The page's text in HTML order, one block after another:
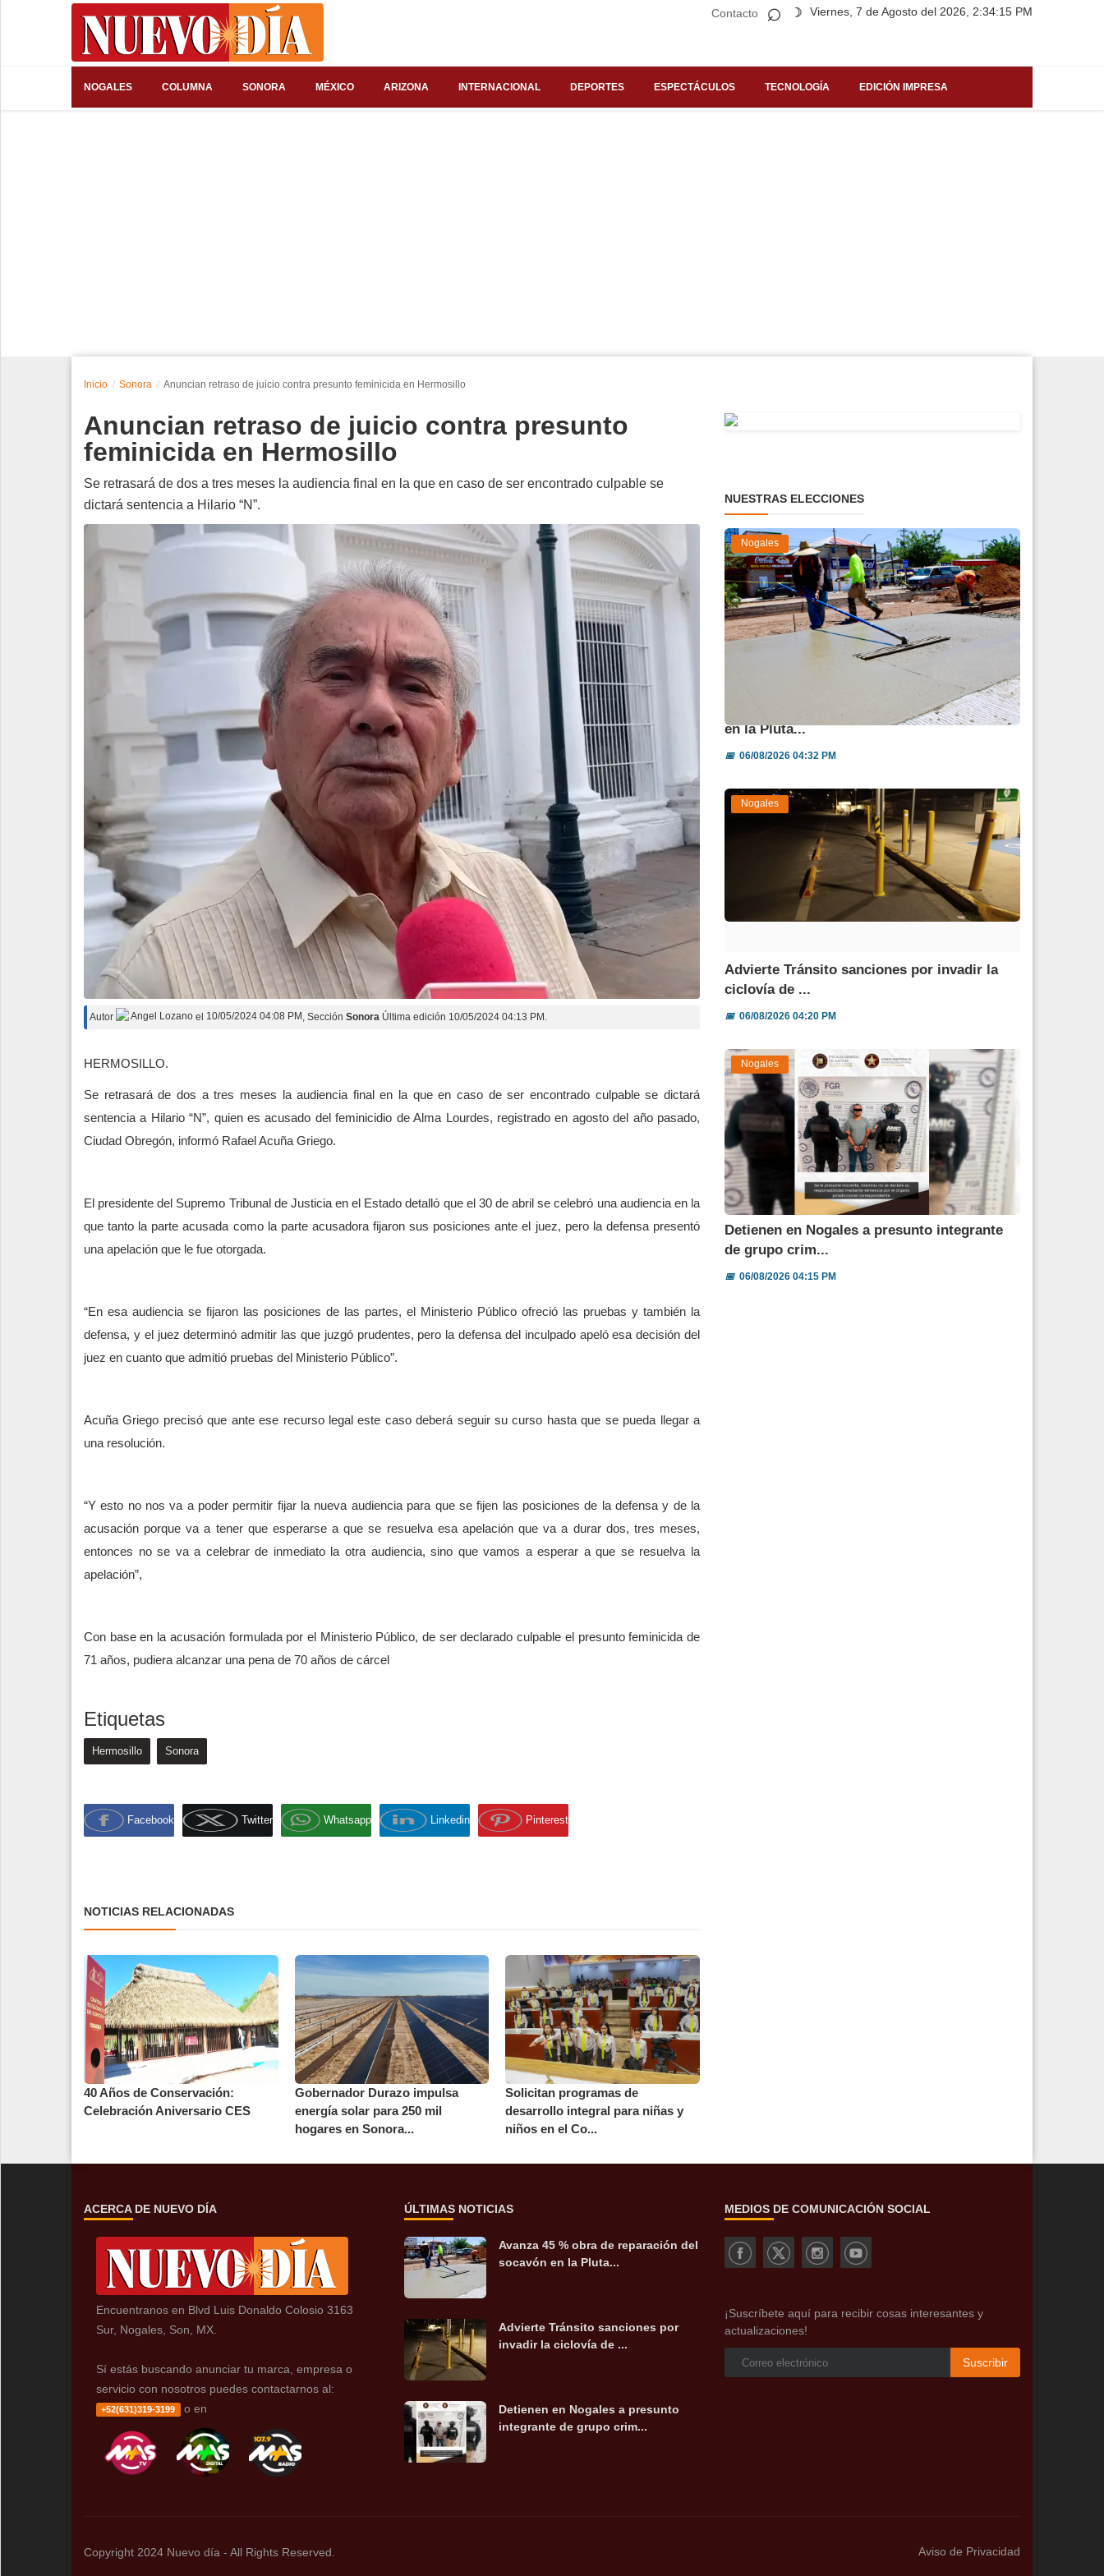
Contacto Viernes, 7 de Agosto del 2026, 2:34:15 PM
⌕ ☽
NOGALES COLUMNA SONORA MÉXICO ARIZONA INTERNACIONAL DEPORTES ESPECTÁCULOS TECNOLOGÍA EDICIÓN IMPRESA
Edición Impresa
Inicio Sonora Anuncian retraso de juicio contra presunto feminicida en Hermosillo
Anuncian retraso de juicio contra presunto
feminicida en Hermosillo
Se retrasará de dos a tres meses la audiencia final en la que en caso de ser encontrado culpable se
dictará sentencia a Hilario “N”.
Autor Angel Lozano el 10/05/2024 04:08 PM , Sección Sonora Última edición 10/05/2024 04:13 PM.
HERMOSILLO.
Se retrasará de dos a tres meses la audiencia final en la que en caso de ser encontrado culpable se dictará
sentencia a Hilario “N”, quien es acusado del feminicidio de Alma Lourdes, registrado en agosto del año pasado,
Ciudad Obregón, informó Rafael Acuña Griego.
El presidente del Supremo Tribunal de Justicia en el Estado detalló que el 30 de abril se celebró una audiencia en la
que tanto la parte acusada como la parte acusadora fijaron sus posiciones ante el juez, pero la defensa presentó
una apelación que le fue otorgada.
“En esa audiencia se fijaron las posiciones de las partes, el Ministerio Público ofreció las pruebas y también la
defensa, y el juez determinó admitir las que juzgó prudentes, pero la defensa del inculpado apeló esa decisión del
juez en cuanto que admitió pruebas del Ministerio Público”.
Acuña Griego precisó que ante ese recurso legal este caso deberá seguir su curso hasta que se pueda llegar a
una resolución.
“Y esto no nos va a poder permitir fijar la nueva audiencia para que se fijen las posiciones de la defensa y de la
acusación porque va a tener que esperarse a que se resuelva esa apelación que va a durar dos, tres meses,
entonces no se va a celebrar de inmediato la otra audiencia, sino que vamos a esperar a que se resuelva la
apelación”,
Con base en la acusación formulada por el Ministerio Público, de ser declarado culpable el presunto feminicida de
71 años, pudiera alcanzar una pena de 70 años de cárcel
Etiquetas
Hermosillo Sonora
Facebook Twitter Whatsapp Linkedin Pinterest
NOTICIAS RELACIONADAS
40 Años de Conservación:
Celebración Aniversario CES
Gobernador Durazo impulsa
energía solar para 250 mil
hogares en Sonora...
Solicitan programas de
desarrollo integral para niñas y
niños en el Co...
NUESTRAS ELECCIONES
Nogales
Avanza 45 % obra de reparación del socavón
en la Pluta...
📅06/08/2026 04:32 PM
Nogales
Advierte Tránsito sanciones por invadir la
ciclovía de ...
📅06/08/2026 04:20 PM
Nogales
Detienen en Nogales a presunto integrante
de grupo crim...
📅06/08/2026 04:15 PM
ACERCA DE NUEVO DÍA
Encuentranos en Blvd Luis Donaldo Colosio 3163
Sur, Nogales, Son, MX.
Sí estás buscando anunciar tu marca, empresa o
servicio con nosotros puedes contactarnos al:
+52(631)319-3199 o en
ÚLTIMAS NOTICIAS
Avanza 45 % obra de reparación del
socavón en la Pluta...
Advierte Tránsito sanciones por
invadir la ciclovía de ...
Detienen en Nogales a presunto
integrante de grupo crim...
MEDIOS DE COMUNICACIÓN SOCIAL
¡Suscríbete aquí para recibir cosas interesantes y
actualizaciones!
Suscribir
Copyright 2024 Nuevo día - All Rights Reserved. Aviso de Privacidad